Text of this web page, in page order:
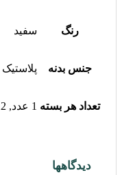
رنگ سفید
جنس بدنه پلاستیک
تعداد هر بسته 1 عدد, 12 عدد
دیدگاهها